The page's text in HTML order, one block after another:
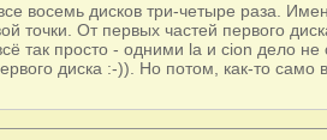
восемь дисков три-четыре раза.
точки. От первых частей первого
так просто - одними la и cion дело
диска :-)). Но потом, как-то само